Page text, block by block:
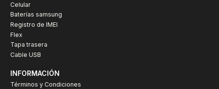
Celular
Baterías samsung
Registro de IMEI
Flex
Tapa trasera
Cable USB
INFORMACIÓN
Términos y Condiciones